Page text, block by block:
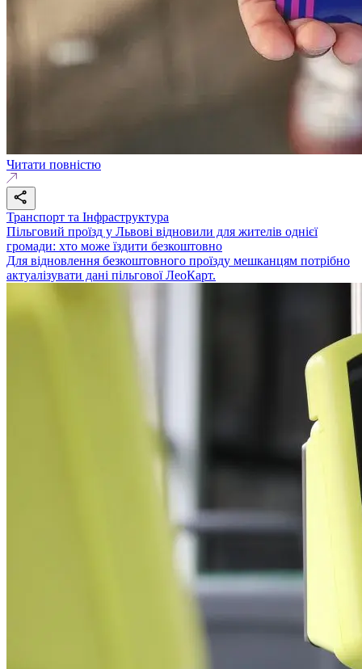
Читати повністю
Транспорт та Інфраструктура
Пільговий проїзд у Львові відновили для жителів однієї
громади: хто може їздити безкоштовно
Для відновлення безкоштовного проїзду мешканцям потрібно
актуалізувати дані пільгової ЛеоКарт.